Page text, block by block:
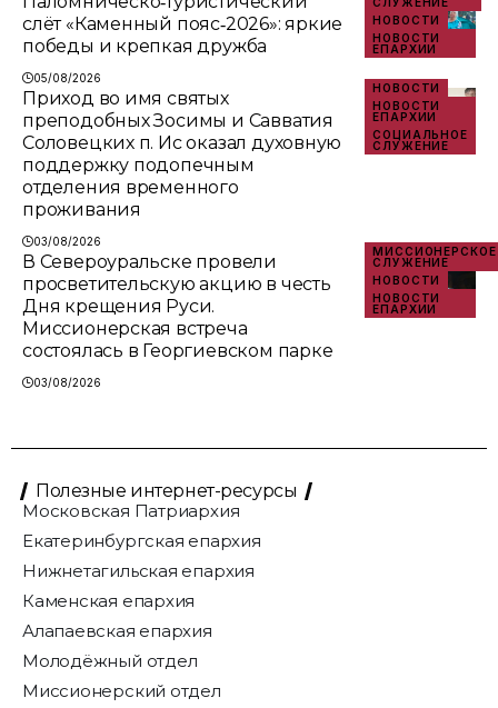
НОВОСТИ
НОВОСТИ
ЕПАРХИИ
слёт «Каменный пояс‑2026»: яркие
победы и крепкая дружба
05/08/2026
НОВОСТИ
НОВОСТИ
ЕПАРХИИ
СОЦИАЛЬНОЕ
СЛУЖЕНИЕ
Приход во имя святых
преподобных Зосимы и Савватия
Соловецких п. Ис оказал духовную
поддержку подопечным
отделения временного
проживания
03/08/2026
МИССИОНЕРСКОЕ
СЛУЖЕНИЕ
НОВОСТИ
НОВОСТИ
ЕПАРХИИ
В Североуральске провели
просветительскую акцию в честь
Дня крещения Руси.
Миссионерская встреча
состоялась в Георгиевском парке
03/08/2026
Полезные интернет-ресурсы
Московская Патриархия
Екатеринбургская епархия
Нижнетагильская епархия
Каменская епархия
Алапаевская епархия
Молодёжный отдел
Миссионерский отдел